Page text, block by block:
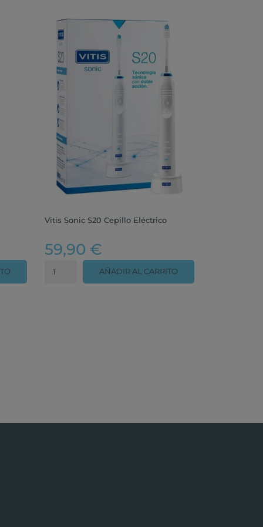
Vitis Sonic S20 Cepillo Eléctrico
59,90 €
AÑADIR AL CARRITO